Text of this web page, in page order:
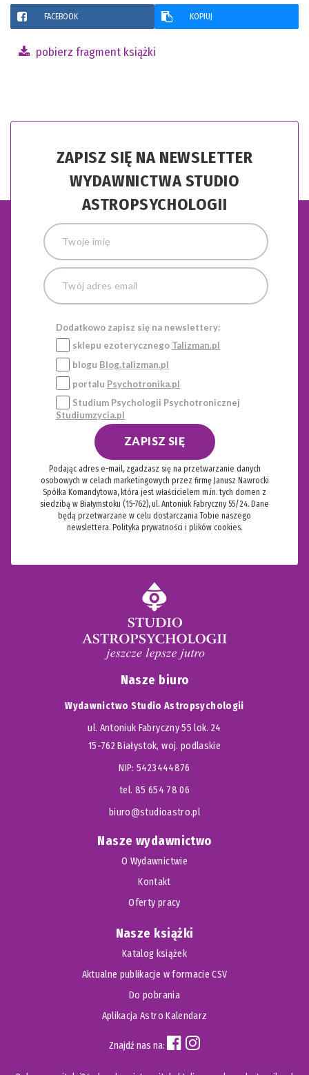
FACEBOOK KOPIUJ
pobierz fragment książki
ZAPISZ SIĘ NA NEWSLETTER
WYDAWNICTWA STUDIO
ASTROPSYCHOLOGII
Dodatkowo zapisz się na newslettery:
sklepu ezoterycznego Talizman.pl
blogu Blog.talizman.pl
portalu Psychotronika.pl
Studium Psychologii Psychotronicznej
Studiumzycia.pl
ZAPISZ SIĘ
Podając adres e-mail, zgadzasz się na przetwarzanie danych
osobowych w celach marketingowych przez firmę Janusz Nawrocki
Spółka Komandytowa, która jest właścicielem m.in. tych domen z
siedzibą w Białymstoku (15-762), ul. Antoniuk Fabryczny 55/24. Dane
będą przetwarzane w celu dostarczania Tobie naszego
newslettera. Polityka prywatności i plików cookies.
Nasze biuro
Wydawnictwo Studio Astropsychologii
ul. Antoniuk Fabryczny 55 lok. 24
15-762 Białystok, woj. podlaskie
NIP: 5423444876
tel. 85 654 78 06
biuro@studioastro.pl
Nasze wydawnictwo
O Wydawnictwie
Kontakt
Oferty pracy
Nasze książki
Katalog książek
Aktualne publikacje w formacie CSV
Do pobrania
Aplikacja Astro Kalendarz
Znajdź nas na: